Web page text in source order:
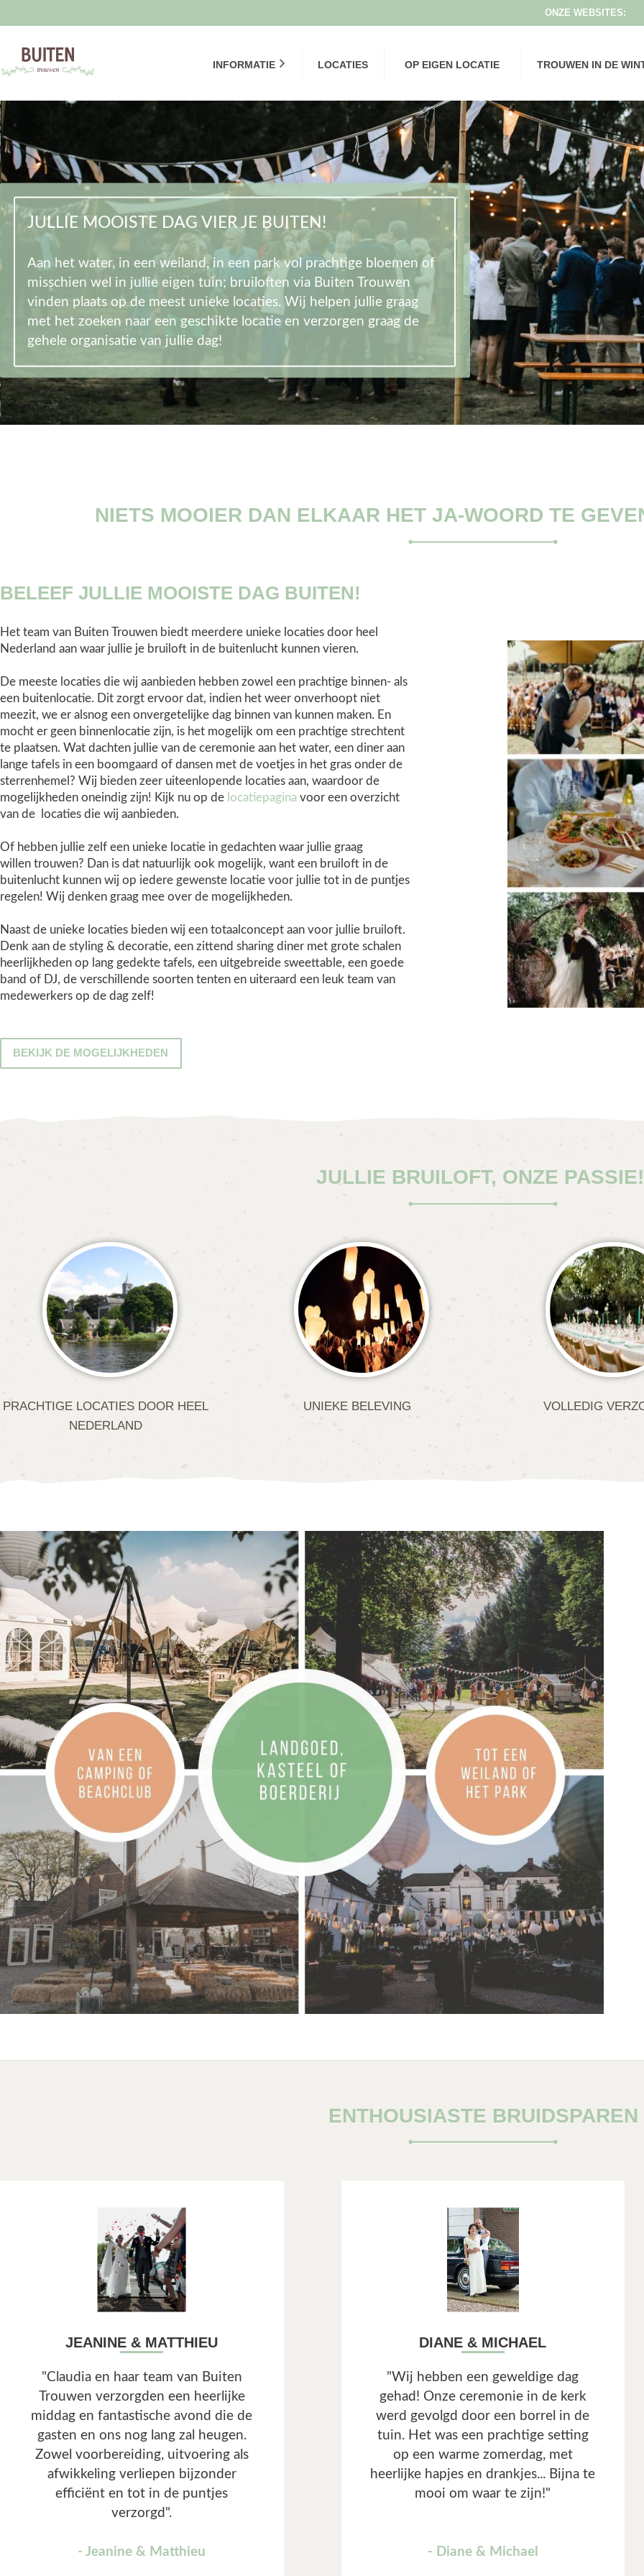
INFORMATIE LOCATIES OP EIGEN LOCATIE TROUWEN IN DE
JULLIE MOOISTE DAG VIER JE BUITEN!
Aan het water, in een weiland, in een park vol prachtige bloemen of
misschien wel in jullie eigen tuin; bruiloften via Buiten Trouwen
vinden plaats op de meest unieke locaties. Wij helpen jullie graag
met het zoeken naar een geschikte locatie en verzorgen graag de
gehele organisatie van jullie dag!
NIETS MOOIER DAN ELKAAR HET JA-WOORD TE
BELEEF JULLIE MOOISTE DAG BUITEN!
Het team van Buiten Trouwen biedt meerdere unieke locaties door heel
Nederland aan waar jullie je bruiloft in de buitenlucht kunnen vieren.
De meeste locaties die wij aanbieden hebben zowel een prachtige binnen- als
een buitenlocatie. Dit zorgt ervoor dat, indien het weer onverhoopt niet
meezit, we er alsnog een onvergetelijke dag binnen van kunnen maken. En
mocht er geen binnenlocatie zijn, is het mogelijk om een prachtige strechtent
te plaatsen. Wat dachten jullie van de ceremonie aan het water, een diner aan
lange tafels in een boomgaard of dansen met de voetjes in het gras onder de
sterrenhemel? Wij bieden zeer uiteenlopende locaties aan, waardoor de
mogelijkheden oneindig zijn! Kijk nu op de locatiepagina voor een overzicht
van de locaties die wij aanbieden.
Of hebben jullie zelf een unieke locatie in gedachten waar jullie graag
willen trouwen? Dan is dat natuurlijk ook mogelijk, want een bruiloft in de
buitenlucht kunnen wij op iedere gewenste locatie voor jullie tot in de puntjes
regelen! Wij denken graag mee over de mogelijkheden.
Naast de unieke locaties bieden wij een totaalconcept aan voor jullie bruiloft.
Denk aan de styling & decoratie, een zittend sharing diner met grote schalen
heerlijkheden op lang gedekte tafels, een uitgebreide sweettable, een goede
band of DJ, de verschillende soorten tenten en uiteraard een leuk team van
medewerkers op de dag zelf!
BEKIJK DE MOGELIJKHEDEN
JULLIE BRUILOFT, ONZE
PRACHTIGE LOCATIES DOOR HEEL
NEDERLAND
UNIEKE BELEVING VOLLEDIG
ENTHOUSIASTE BRUIDSPAREN
JEANINE & MATTHIEU
"Claudia en haar team van Buiten
Trouwen verzorgden een heerlijke
middag en fantastische avond die de
gasten en ons nog lang zal heugen.
Zowel voorbereiding, uitvoering als
afwikkeling verliepen bijzonder
efficiënt en tot in de puntjes
verzorgd".
- Jeanine & Matthieu
DIANE & MICHAEL
"Wij hebben een geweldige dag
gehad! Onze ceremonie in de kerk
werd gevolgd door een borrel in de
tuin. Het was een prachtige setting
op een warme zomerdag, met
heerlijke hapjes en drankjes... Bijna te
mooi om waar te zijn!"
- Diane & Michael